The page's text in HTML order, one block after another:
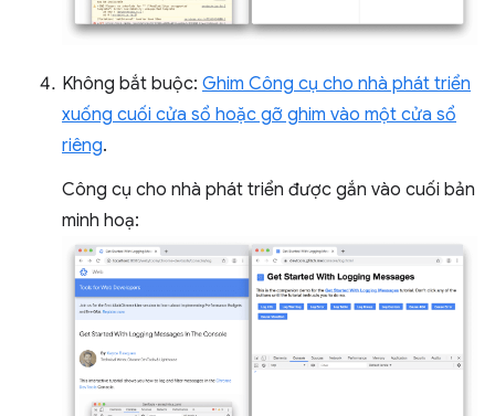
Không bắt buộc: Ghim Công cụ cho nhà phát triển
xuống cuối cửa sổ hoặc gỡ ghim vào một cửa sổ
riêng.
Công cụ cho nhà phát triển được gắn vào cuối bản
minh hoạ: